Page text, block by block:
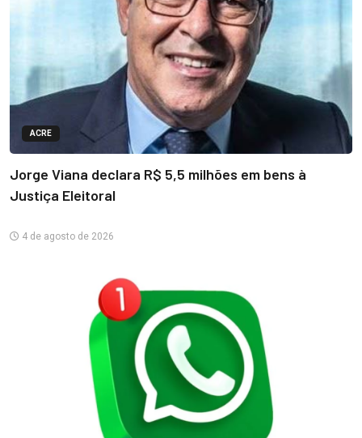
ACRE
Jorge Viana declara R$ 5,5 milhões em bens à
Justiça Eleitoral
4 de agosto de 2026